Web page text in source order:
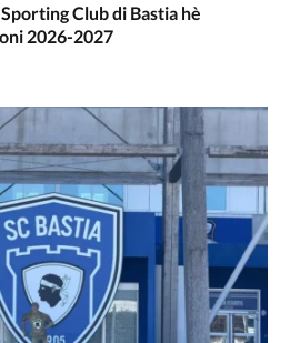
Club di Bastia hè
2026-2027